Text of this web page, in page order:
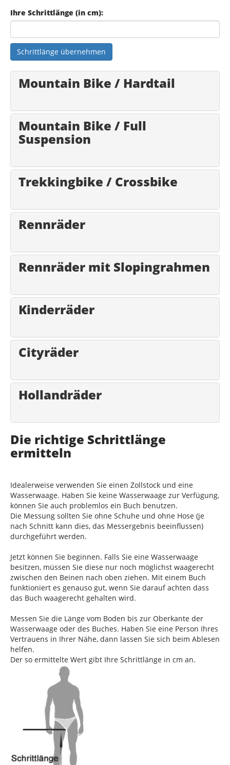
Ihre Schrittlänge (in cm):
Schrittlänge übernehmen
Mountain Bike / Hardtail
Mountain Bike / Full
Suspension
Trekkingbike / Crossbike
Rennräder
Rennräder mit Slopingrahmen
Kinderräder
Cityräder
Hollandräder
Die richtige Schrittlänge
ermitteln
Idealerweise verwenden Sie einen Zollstock und eine
Wasserwaage. Haben Sie keine Wasserwaage zur Verfügung,
können Sie auch problemlos ein Buch benutzen.
Die Messung sollten Sie ohne Schuhe und ohne Hose (je
nach Schnitt kann dies, das Messergebnis beeinflussen)
durchgeführt werden.
Jetzt können Sie beginnen. Falls Sie eine Wasserwaage
besitzen, müssen Sie diese nur noch möglichst waagerecht
zwischen den Beinen nach oben ziehen. Mit einem Buch
funktioniert es genauso gut, wenn Sie darauf achten dass
das Buch waagerecht gehalten wird.
Messen Sie die Länge vom Boden bis zur Oberkante der
Wasserwaage oder des Buches. Haben Sie eine Person Ihres
Vertrauens in Ihrer Nähe, dann lassen Sie sich beim Ablesen
helfen.
Der so ermittelte Wert gibt Ihre Schrittlänge in cm an.